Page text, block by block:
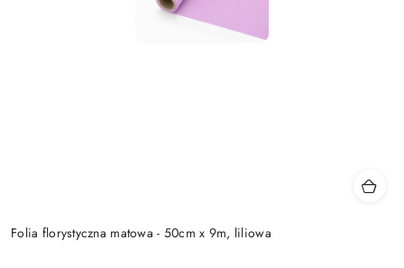
Folia florystyczna matowa - 50cm x 9m, liliowa